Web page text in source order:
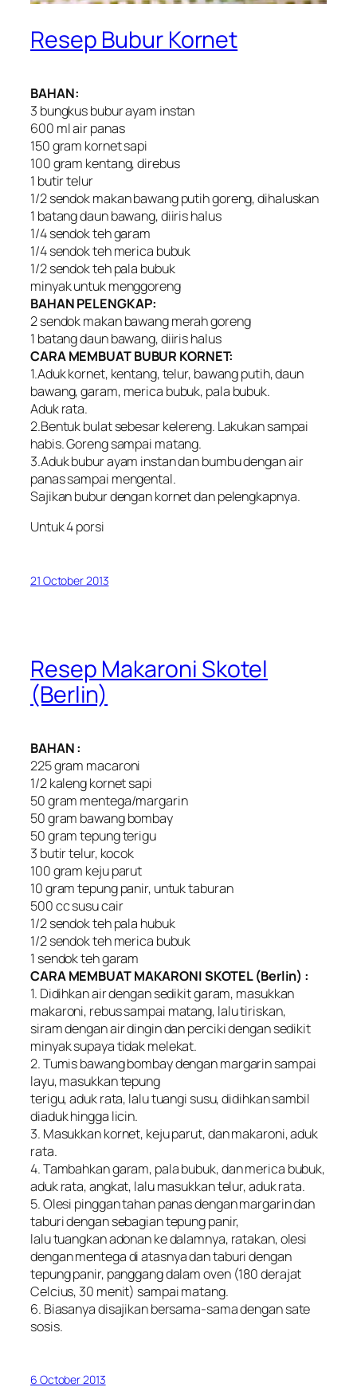
Resep Bubur Kornet
BAHAN:
3 bungkus bubur ayam instan
600 ml air panas
150 gram kornet sapi
100 gram kentang, direbus
1 butir telur
1/2 sendok makan bawang putih goreng, dihaluskan
1 batang daun bawang, diiris halus
1/4 sendok teh garam
1/4 sendok teh merica bubuk
1/2 sendok teh pala bubuk
minyak untuk menggoreng
BAHAN PELENGKAP:
2 sendok makan bawang merah goreng
1 batang daun bawang, diiris halus
CARA MEMBUAT BUBUR KORNET:
1.Aduk kornet, kentang, telur, bawang putih, daun
bawang, garam, merica bubuk, pala bubuk.
Aduk rata.
2.Bentuk bulat sebesar kelereng. Lakukan sampai
habis. Goreng sampai matang.
3.Aduk bubur ayam instan dan bumbu dengan air
panas sampai mengental.
Sajikan bubur dengan kornet dan pelengkapnya.
Untuk 4 porsi
21 October 2013
Resep Makaroni Skotel
(Berlin)
BAHAN :
225 gram macaroni
1/2 kaleng kornet sapi
50 gram mentega/margarin
50 gram bawang bombay
50 gram tepung terigu
3 butir telur, kocok
100 gram keju parut
10 gram tepung panir, untuk taburan
500 cc susu cair
1/2 sendok teh pala hubuk
1/2 sendok teh merica bubuk
1 sendok teh garam
CARA MEMBUAT MAKARONI SKOTEL (Berlin) :
1. Didihkan air dengan sedikit garam, masukkan
makaroni, rebus sampai matang, lalu tiriskan,
siram dengan air dingin dan perciki dengan sedikit
minyak supaya tidak melekat.
2. Tumis bawang bombay dengan margarin sampai
layu, masukkan tepung
terigu, aduk rata, lalu tuangi susu, didihkan sambil
diaduk hingga licin.
3. Masukkan kornet, keju parut, dan makaroni, aduk
rata.
4. Tambahkan garam, pala bubuk, dan merica bubuk,
aduk rata, angkat, lalu masukkan telur, aduk rata.
5. Olesi pinggan tahan panas dengan margarin dan
taburi dengan sebagian tepung panir,
lalu tuangkan adonan ke dalamnya, ratakan, olesi
dengan mentega di atasnya dan taburi dengan
tepung panir, panggang dalam oven (180 derajat
Celcius, 30 menit) sampai matang.
6. Biasanya disajikan bersama-sama dengan sate
sosis.
6 October 2013